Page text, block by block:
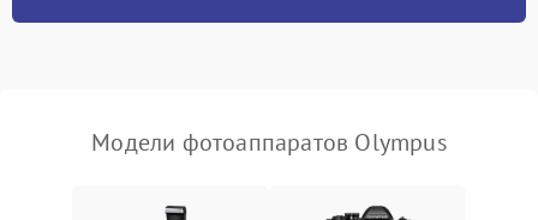
Модели фотоаппаратов Olympus